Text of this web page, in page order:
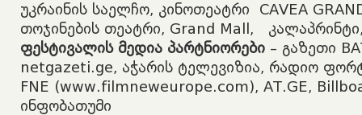
უკრაინის საელჩო, კინოთეატრი CAVEA
თოჯინების თეატრი, Grand Mall, კალაპრინტი,
ფესტივალის მედია პარტნიორები – გაზეთი
netgazeti.ge, აჭარის ტელევიზია, რადიო
FNE (www.filmneweurope.com), AT.GE,
ინფობათუმი